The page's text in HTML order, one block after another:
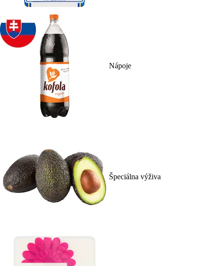
Nápoje
Špeciálna výživa